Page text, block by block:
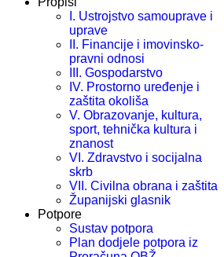
I. Ustrojstvo samouprave i
uprave
II. Financije i imovinsko-
pravni odnosi
III. Gospodarstvo
IV. Prostorno uređenje i
zaštita okoliša
V. Obrazovanje, kultura,
sport, tehnička kultura i
znanost
VI. Zdravstvo i socijalna
skrb
VII. Civilna obrana i zaštita
Županijski glasnik
Potpore
Sustav potpora
Plan dodjele potpora iz